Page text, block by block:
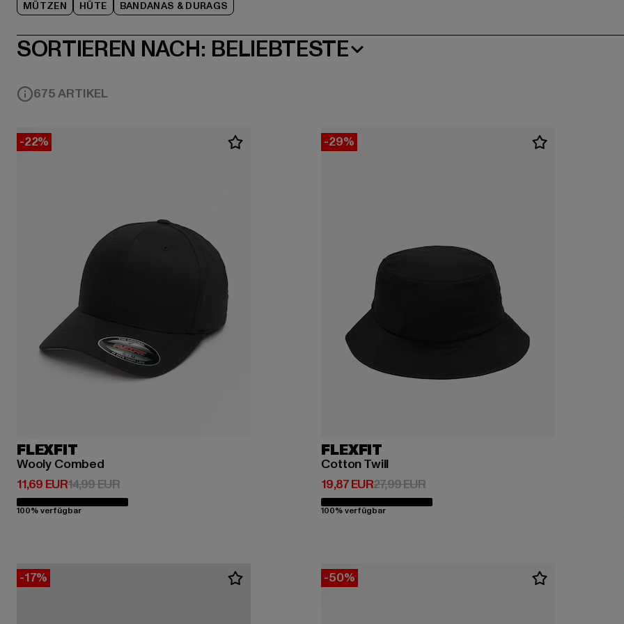
MÜTZEN HÜTE BANDANAS & DURAGS
SORTIEREN NACH: BELIEBTESTE
675 ARTIKEL
-22%
FLEXFIT
Wooly Combed
11,69 EUR
Derzeitiger Preis: 11,69 EUR
14,99 EURAktionspreis: 14,99 EUR
100% verfügbar
-29%
FLEXFIT
Cotton Twill
19,87 EUR
Derzeitiger Preis: 19,87 EUR
27,99 EURAktionspreis: 27,99 EUR
100% verfügbar
-17% -50%